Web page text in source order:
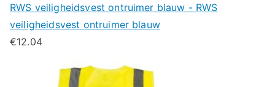
RWS veiligheidsvest ontruimer blauw - RWS
veiligheidsvest ontruimer blauw
€12.04